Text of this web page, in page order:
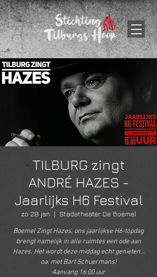
TILBURG zingt
ANDRÉ HAZES -
Jaarlijks H6 Festival
zo 28 jan
  |
Stadstheater De Boemel
Boemel Zingt Hazes, ons jaarlijkse H6-topdag
brengt namelijk in alle ruimtes een ode aan
Hazes. Het wordt deze middag echt genieten…
oa. met Bart Schuermans!
Aanvang 16.00 uur